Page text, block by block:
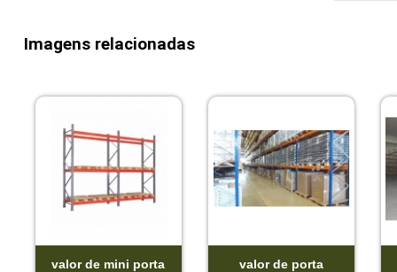
Imagens relacionadas
valor de mini porta
valor de porta